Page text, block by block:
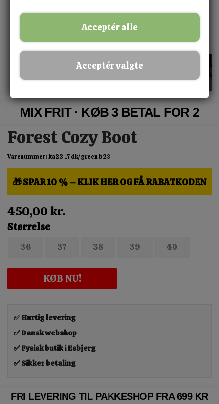
MIX FRIT · KØB 3 BETAL FOR 2
Forest Cozy Boot
Varenummer: ka23-17 dk/green b23
🎁 SPAR 10 % – KLIK HER OG FÅ RABATKODEN
450,00 kr.
Størrelse
36 37 38 39 40
KØB NU!
✅ Hurtig levering
✅ Dansk webshop
✅ Fysisk butik i Esbjerg
✅ Sikker betaling
FRI LEVERING TIL PAKKESHOP FRA 699 KR
Acceptér alle
Acceptér valgte